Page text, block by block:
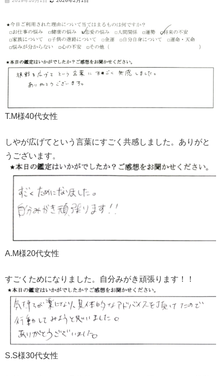
T.M様40代女性
しやが広げてという言葉にすごく共感しました。ありがと
うございます。
A.M様20代女性
すごくためになりました。自分みがき頑張ります！！
S.S様30代女性